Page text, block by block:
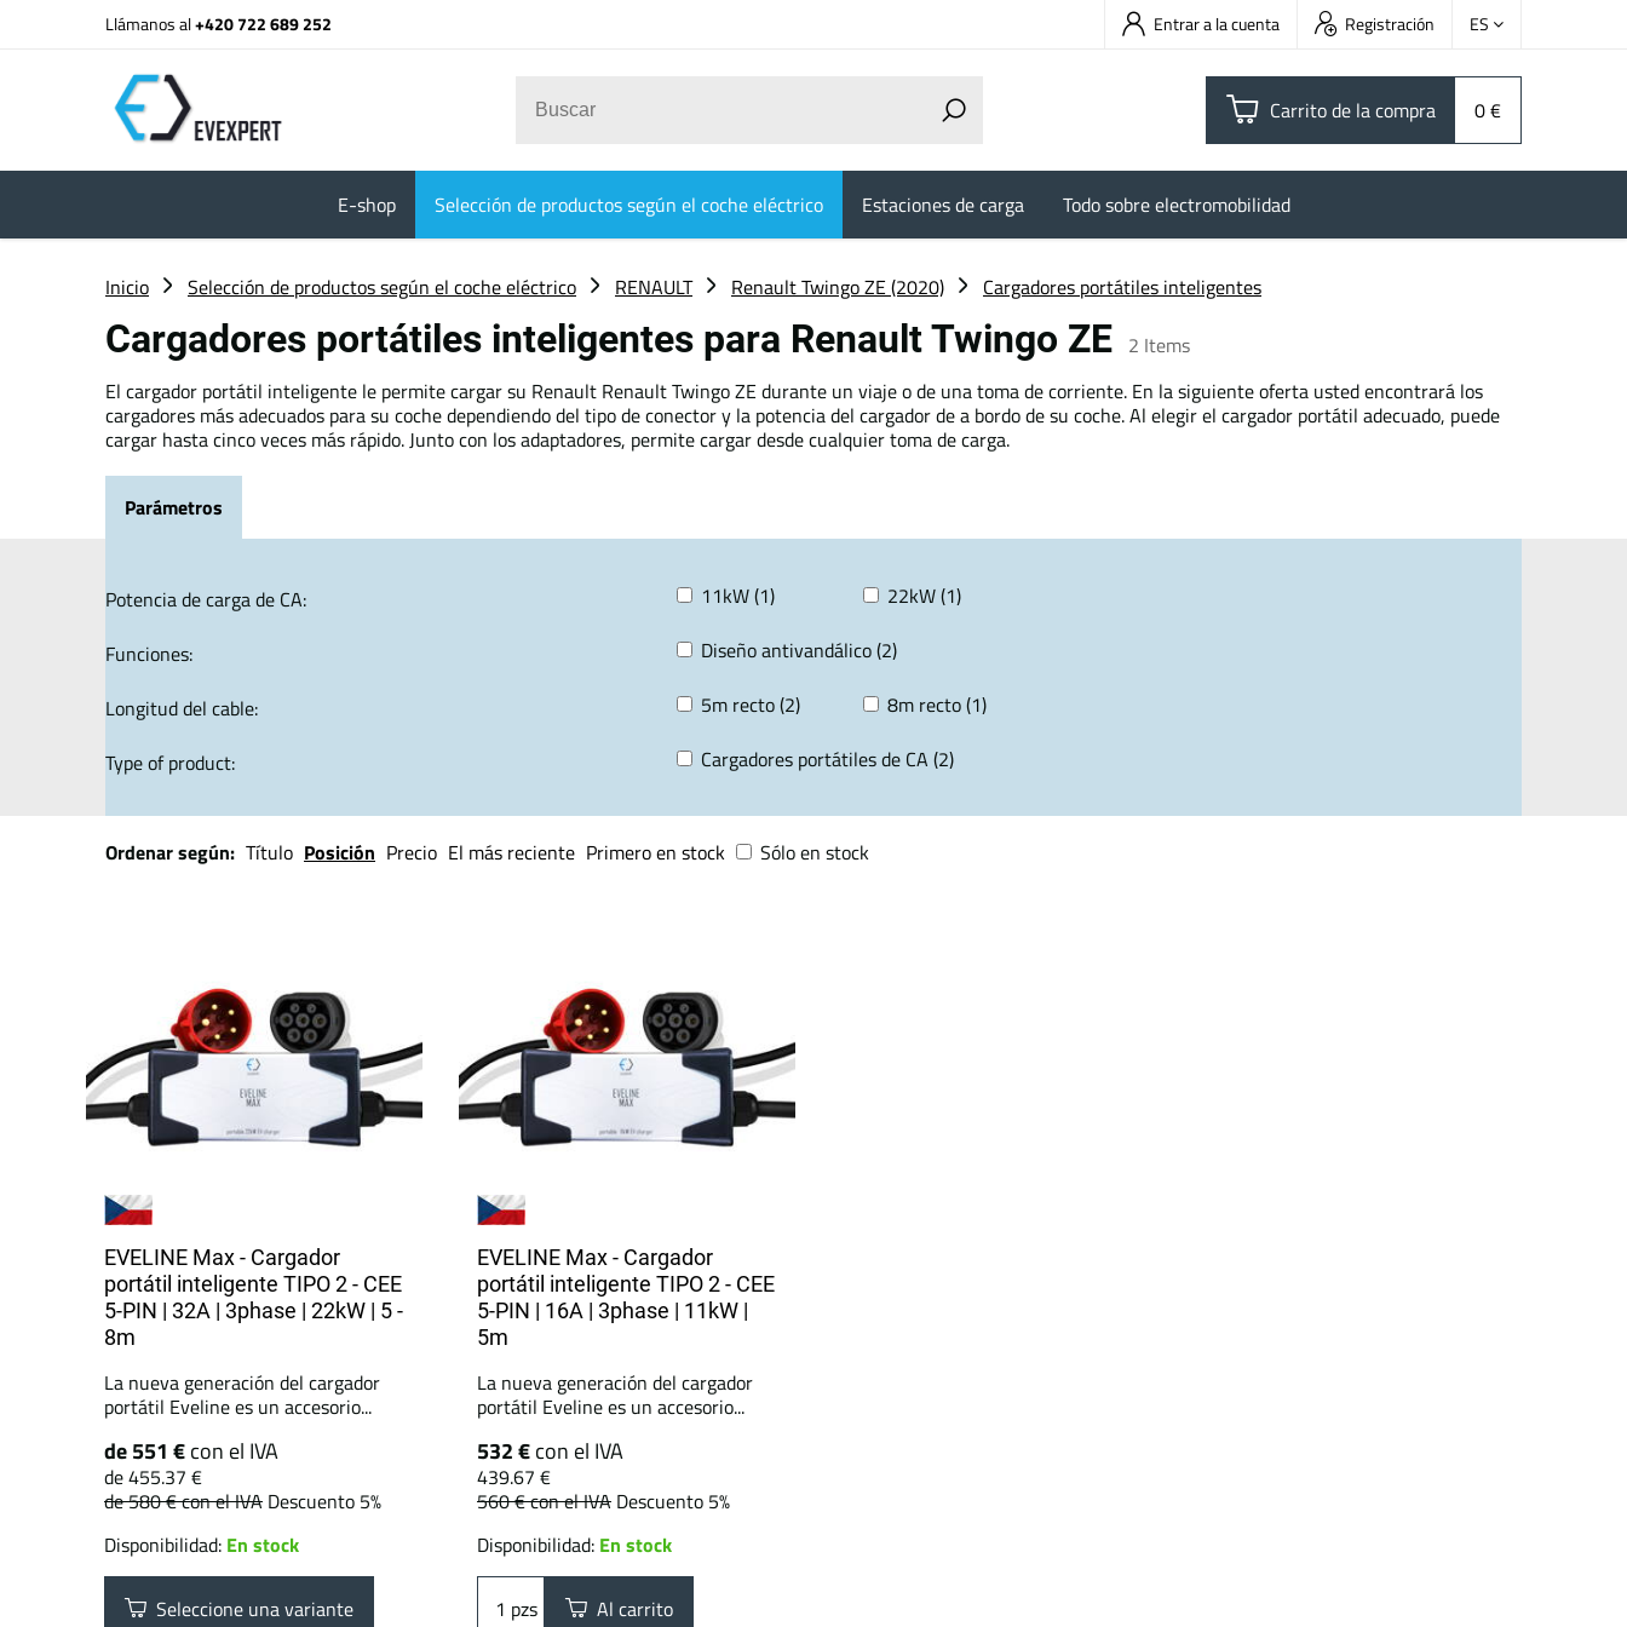
Llámanos al+420 722 689 252 Entrar a la cuenta Registración ES
Carrito de la compra 0 €
E-shop Selección de productos según el coche eléctrico Estaciones de carga Todo sobre electromobilidad
Inicio Selección de productos según el coche eléctrico RENAULT Renault Twingo ZE (2020) Cargadores portátiles inteligentes
Cargadores portátiles inteligentes para Renault Twingo ZE 2 Items
El cargador portátil inteligente le permite cargar su Renault Renault Twingo ZE durante un viaje o de una toma de corriente. En la siguiente oferta usted encontrará los
cargadores más adecuados para su coche dependiendo del tipo de conector y la potencia del cargador de a bordo de su coche. Al elegir el cargador portátil adecuado, puede
cargar hasta cinco veces más rápido. Junto con los adaptadores, permite cargar desde cualquier toma de carga.
Parámetros
Potencia de carga de CA: 11kW (1)
22kW (1)
Funciones:
Diseño antivandálico (2)
Longitud del cable:
5m recto (2)
8m recto (1)
Type of product:
Cargadores portátiles de CA (2)
Ordenar según: Título Posición Precio El más reciente Primero en stock Sólo en stock
EVELINE Max - Cargador
portátil inteligente TIPO 2 - CEE
5-PIN | 32A | 3phase | 22kW | 5 -
8m
La nueva generación del cargador
portátil Eveline es un accesorio...
de 551 €con el IVA
de 455.37 €
de 580 €con el IVA Descuento 5%
Disponibilidad: En stock
Seleccione una variante
EVELINE Max - Cargador
portátil inteligente TIPO 2 - CEE
5-PIN | 16A | 3phase | 11kW |
5m
La nueva generación del cargador
portátil Eveline es un accesorio...
532 €con el IVA
439.67 €
560 €con el IVA Descuento 5%
Disponibilidad: En stock
pzs Al carrito